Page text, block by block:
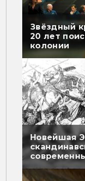
Звёздный
20 лет
колонии
Новейшая